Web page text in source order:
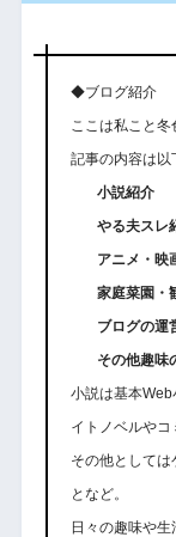
◆ブログ紹介
ここは私こと
記事の内容は以
小説紹介
やる夫スレ
アニメ・映
家庭菜園・
ブログの運
その他趣味
小説は基本
イトノベルやコ
その他としては
となど。
日々の趣味や生